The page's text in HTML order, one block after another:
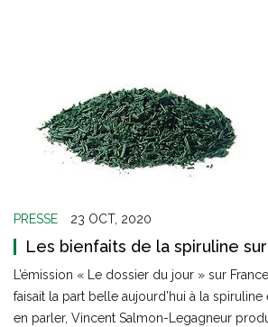
PRESSE 23 OCT, 2020
Les bienfaits de la spiruline
L’émission « Le dossier du jour » sur
faisait la part belle aujourd’hui à la spiruline
en parler, Vincent Salmon-Legagneur